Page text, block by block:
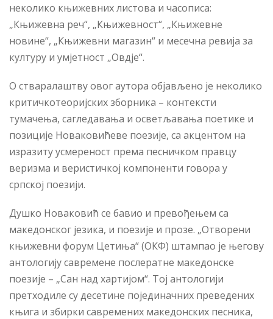
неколико књижевних листова и часописа:
„Књижевна реч“, „Књижевност“, „Књижевне
новине“, „Књижевни магазин“ и месечна ревија за
културу и умјетност „Овдје“.
О стваралаштву овог аутора објављено је неколико
критичкотеоријских зборника – контексти
тумачења, сагледавања и осветљавања поетике и
позиције Новаковићеве поезије, са акцентом на
изразиту усмереност према песничком правцу
веризма и веристичкој компоненти говора у
српској поезији.
Душко Новаковић се бавио и превођењем са
македонског језика, и поезије и прозе. „Отворени
књижевни форум Цетиња“ (ОКФ) штампао је његову
антологију савремене послератне македонске
поезије – „Сан над хартијом“. Тој антологији
претходиле су десетине појединачних преведених
књига и збирки савремених македонских песника,